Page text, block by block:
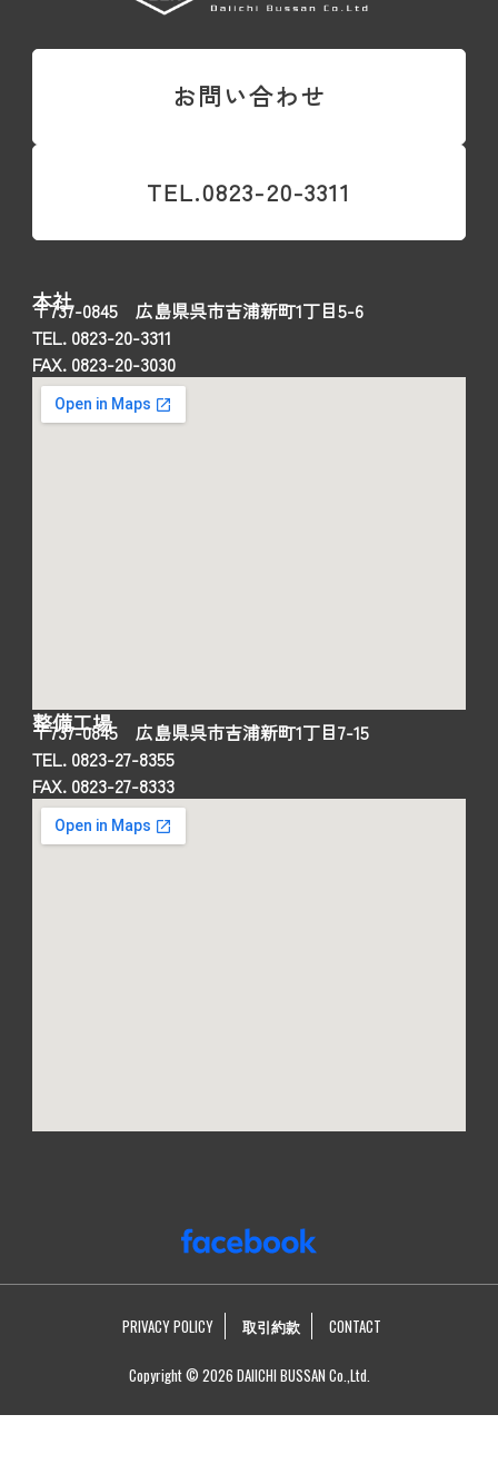
お問い合わせ
TEL.0823-20-3311
本社
〒737-0845 広島県呉市吉浦新町1丁目5-6
TEL. 0823-20-3311
FAX. 0823-20-3030
整備工場
〒737-0845 広島県呉市吉浦新町1丁目7-15
TEL. 0823-27-8355
FAX. 0823-27-8333
PRIVACY POLICY 取引約款 CONTACT
Copyright © 2026 DAIICHI BUSSAN Co.,Ltd.